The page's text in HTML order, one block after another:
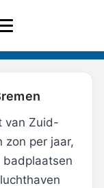
van Zuid-
zon per jaar,